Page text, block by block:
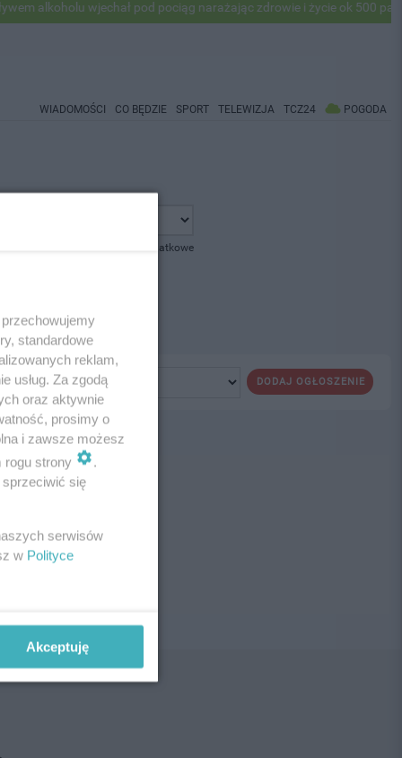
alkoholu wjechał pod pociąg narażając zdrowie i życie ok 500
WIADOMOŚCI CO BĘDZIE SPORT TELEWIZJA TCZ24 POGODA
pokaż opcje dodatkowe
DODAJ OGŁOSZENIE
standardowe
reklam,
usług. Za zgodą
oraz aktywnie
prosimy o
i zawsze możesz
rogu strony
.
się
serwisów
w Polityce
Akceptuję